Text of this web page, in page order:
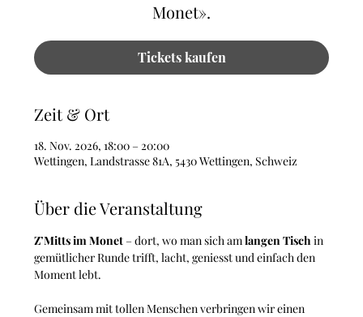
Monet».
Tickets kaufen
Zeit & Ort
18. Nov. 2026, 18:00 – 20:00
Wettingen, Landstrasse 81A, 5430 Wettingen, Schweiz
Über die Veranstaltung
Z’Mitts im Monet – dort, wo man sich am langen Tisch in
gemütlicher Runde trifft, lacht, geniesst und einfach den
Moment lebt.
Gemeinsam mit tollen Menschen verbringen wir einen